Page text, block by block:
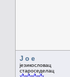
J o e
језикословац
староседелац